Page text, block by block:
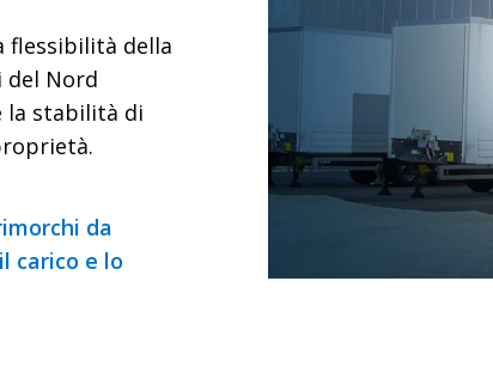
flessibilità della
Nord
la stabilità di
da
carico e lo